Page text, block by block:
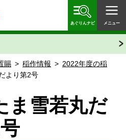
あぐりんナビ メニュー
賜 > 稲作情報 > 2022年度の稲
より第2号
ま雪若丸だ